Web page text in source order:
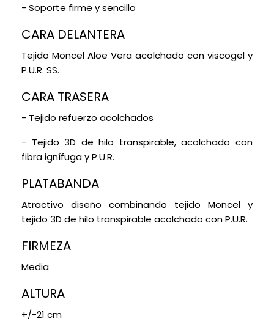
se entregará con 1 almohada de 90cm y 105cm
entregará con 2 almohadas de 70cm y en las
Para garantizar un descanso seguro y placentero,
180x180 cm se compondrán de dos secciones
abatibles de 90 cm unidas por una sólida pletina, y
obtener lo que necesitas y organizar tus cosas de
manera eficiente.
- Soporte firme y sencillo
CARA DELANTERA
Tejido Moncel Aloe Vera acolchado con viscogel y
P.U.R. SS.
CARA TRASERA
- Tejido refuerzo acolchados
- Tejido 3D de hilo transpirable, acolchado con
fibra ignífuga y P.U.R.
PLATABANDA
Atractivo diseño combinando tejido Moncel y
tejido 3D de hilo transpirable acolchado con P.U.R.
FIRMEZA
Media
ALTURA
+/-21 cm